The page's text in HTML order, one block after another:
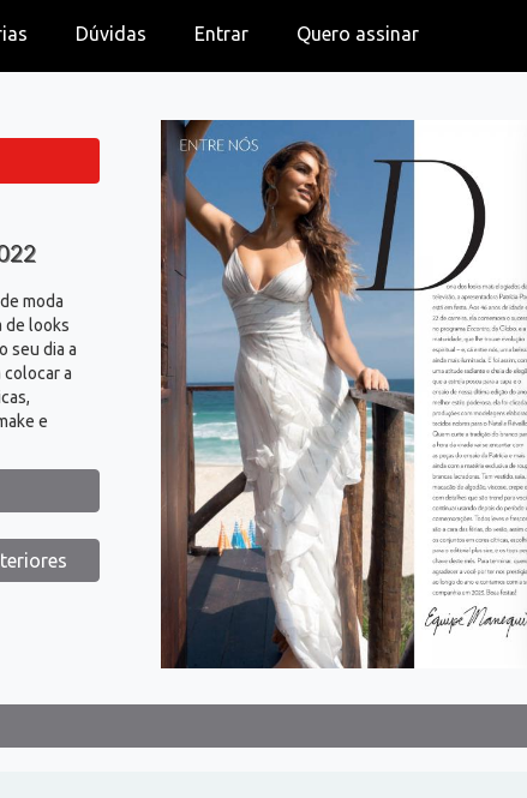
Dúvidas Entrar Quero assinar
moda
de looks
seu dia a
colocar a
e